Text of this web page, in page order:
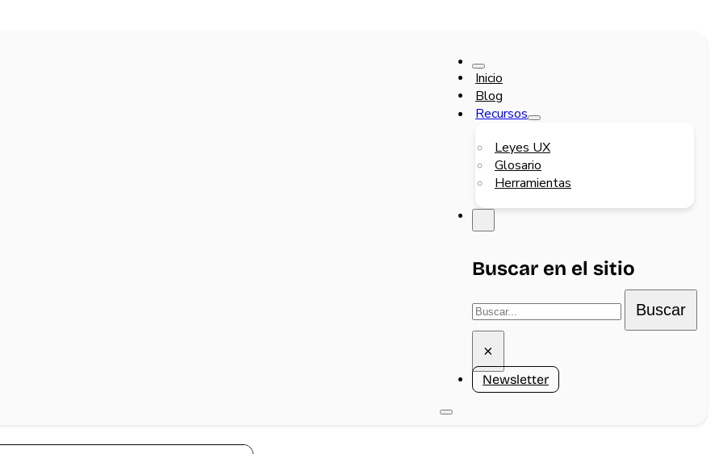
Inicio
Blog
Recursos
Leyes UX
Glosario
Herramientas
Buscar en el sitio
Buscar
×
Newsletter